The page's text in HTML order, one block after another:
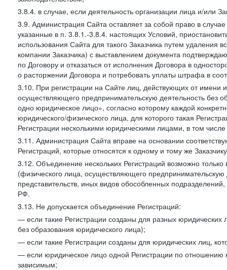
3.8.4. в случае, если деятельность организации лица и/или
3.9. Администрация Сайта оставляет за собой право в
указанные в п. 3.8.1.-3.8.4. настоящих Условий,
использования Сайта для такого Заказчика путем
компании Заказчика) с выставлением документа
по Договору и отказаться от исполнения Договора в
о расторжении Договора и потребовать уплаты штрафа в
3.10. При регистрации на Сайте лиц, действующих от имени
осуществляющего предпринимательскую деятельность без
одно юридическое лицо», согласно которому каждой
юридического/физического лица, для которого такая
Регистрации несколькими юридическими лицами, в том
3.11. Администрация Сайта вправе на основании
Регистраций, которые относятся к одному и тому же
3.12. Объединение нескольких Регистраций возможно
(физического лица, осуществляющего
представительств, иных видов обособленных
РФ.
3.13. Не допускается объединение Регистраций:
— если такие Регистрации созданы для разных
без образования юридического лица);
— если такие Регистрации созданы для юридических лиц,
— если юридическое лицо одной Регистрации по отношению
зависимым;